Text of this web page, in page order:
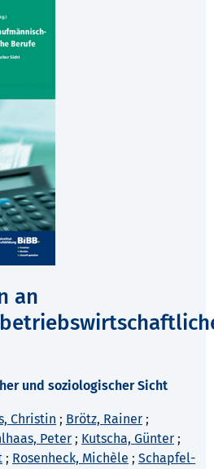
an
und soziologischer Sicht
Christin ; Brötz, Rainer ;
Peter ; Kutscha, Günter ;
; Rosenheck, Michèle ; Schapfel-